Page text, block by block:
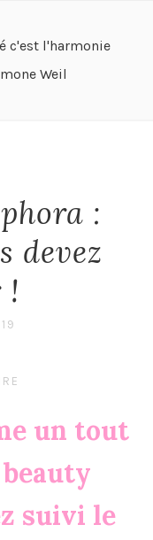
:
devez
!
un tout
suivi le